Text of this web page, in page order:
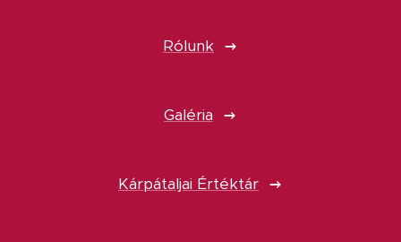
Rólunk
Galéria
Kárpátaljai Értéktár